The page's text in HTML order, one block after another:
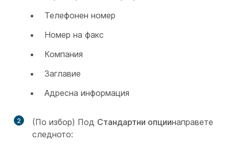
Телефонен номер
Номер на факс
Компания
Заглавие
Адресна информация
2 (По избор) Под Стандартни опциинаправете
следното: